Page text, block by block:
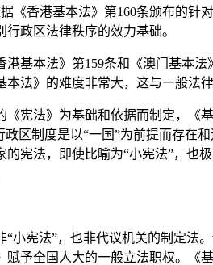
《香港基本法》第160条颁布的
政区法律秩序的效力基础。
本法》第159条和《澳门基本法
法》的难度非常大，这与一般法
法》为基础和依据而制定，《
区制度是以“一国”为前提而存
宪法，即使比喻为“小宪法”，
宪法”，也非代议机关的制定法
予全国人大的一般立法职权。